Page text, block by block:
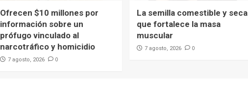
Ofrecen $10 millones por
información sobre un
prófugo vinculado al
narcotráfico y homicidio
7 agosto, 2026 0
La semilla comestible y seca
que fortalece la masa
muscular
7 agosto, 2026 0